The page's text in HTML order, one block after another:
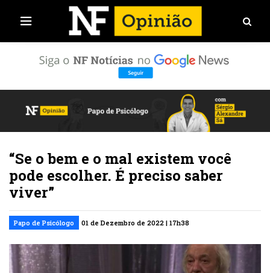
“Se o bem e o mal existem você
pode escolher. É preciso saber
viver”
Papo de Psicólogo 01 de Dezembro de 2022 | 17h38